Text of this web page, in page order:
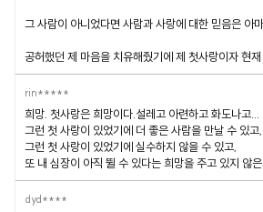
그 사람이 아니었다면 사람과 사랑에 대한 믿음은 아
공허했던 제 마음을 치유해줬기에 제 첫사랑이자 현
rin*****
희망. 첫사랑은 희망이다.설레고 아련하고 화도나고...
그런 첫 사랑이 있었기에 더 좋은 사람을 만날 수 있고,
그런 첫 사랑이 있었기에 실수하지 않을 수 있고,
또 내 심장이 아직 뛸 수 있다는 희망을 주고 있지 않은
dyd****